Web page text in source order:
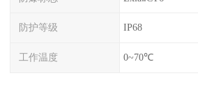
防护等级 IP68
工作温度 0~70℃